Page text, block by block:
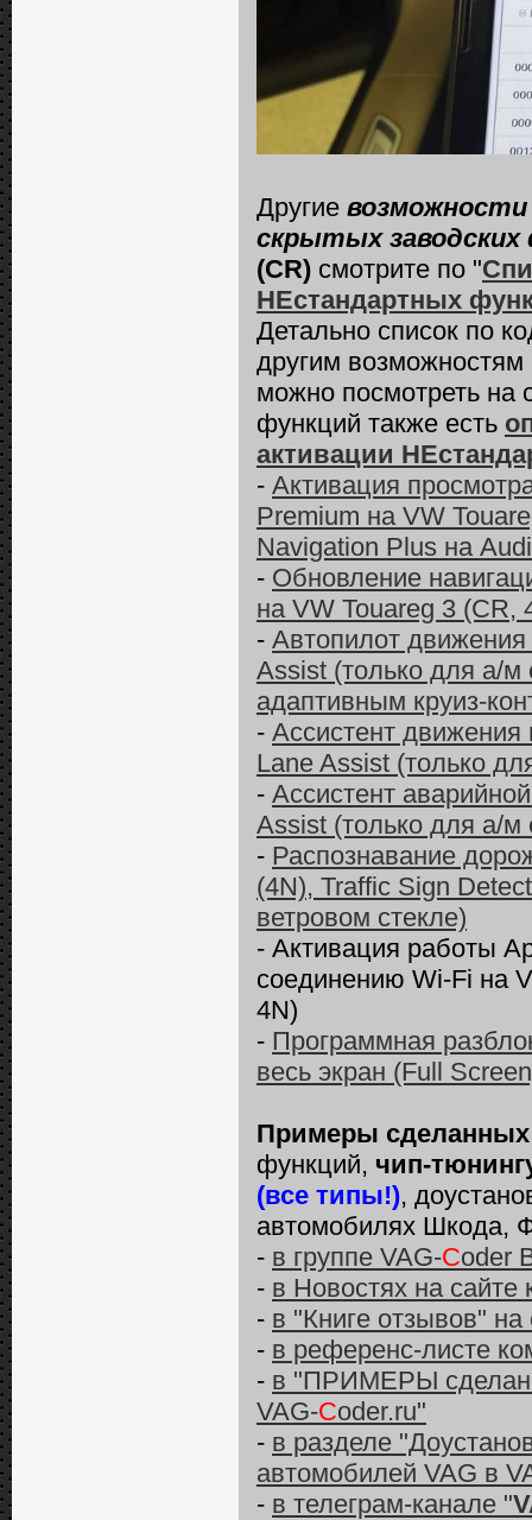
Другие возможности
скрытых заводских
(CR) смотрите по "
НЕстандартных
Детально список по
другим
можно посмотреть на
функций также есть
активации
- Активация
Premium на VW
Navigation Plus на
- Обновление
на VW Touareg 3 (CR,
- Автопилот
Assist (только для а/м
адаптивным круиз-
- Ассистент
Lane Assist (только
- Ассистент
Assist (только для а/м
- Распознавание
(4N), Traffic Sign
ветровом стекле)
- Активация работы
соединению Wi-Fi на
4N)
- Программная
весь экран (Full
Примеры сделанных
функций, чип-
(все типы!),
автомобилях Шкода,
- в группе VAG-Coder
- в Новостях на сайте
- в "Книге отзывов"
- в референс-листе
- в "ПРИМЕРЫ
VAG-Coder.ru"
- в разделе
автомобилей VAG в
- в телеграм-канале "